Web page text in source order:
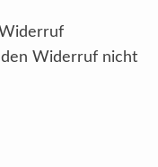
Widerruf nicht